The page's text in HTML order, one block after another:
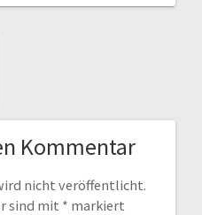
Kommentar
nicht veröffentlicht.
sind mit * markiert